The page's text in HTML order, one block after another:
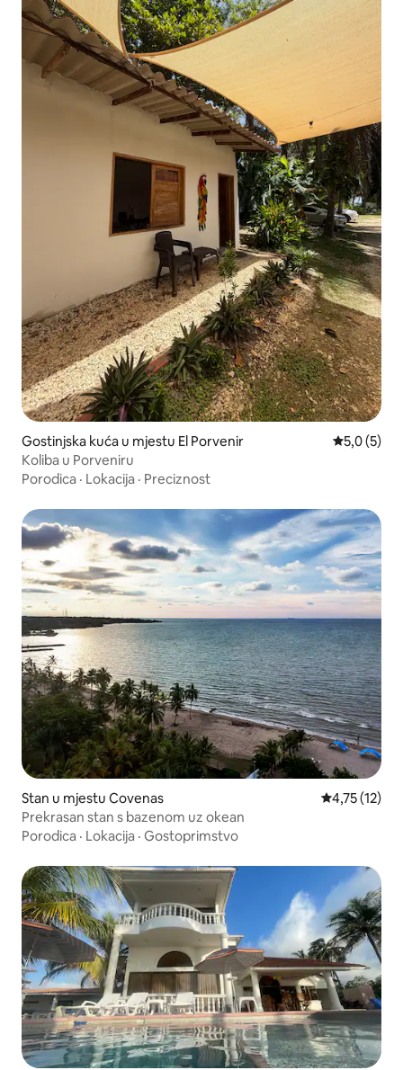
Gostinjska kuća u mjestu El Porvenir Prosječna
5,0 (5)
Koliba u Porveniru
Porodica · Lokacija · Preciznost
Stan u mjestu Covenas Prosječna
4,75 (12)
Prekrasan stan s bazenom uz okean
Porodica · Lokacija · Gostoprimstvo